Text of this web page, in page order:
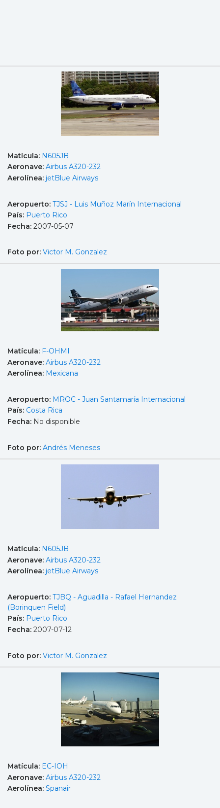
Matícula: N605JB
Aeronave: Airbus A320-232
Aerolínea: jetBlue Airways
Aeropuerto: TJSJ - Luis Muñoz Marín Internacional
País: Puerto Rico
Fecha: 2007-05-07
Foto por: Victor M. Gonzalez
Matícula: F-OHMI
Aeronave: Airbus A320-232
Aerolínea: Mexicana
Aeropuerto: MROC - Juan Santamaría Internacional
País: Costa Rica
Fecha: No disponible
Foto por: Andrés Meneses
Matícula: N605JB
Aeronave: Airbus A320-232
Aerolínea: jetBlue Airways
Aeropuerto: TJBQ - Aguadilla - Rafael Hernandez
(Borinquen Field)
País: Puerto Rico
Fecha: 2007-07-12
Foto por: Victor M. Gonzalez
Matícula: EC-IOH
Aeronave: Airbus A320-232
Aerolínea: Spanair